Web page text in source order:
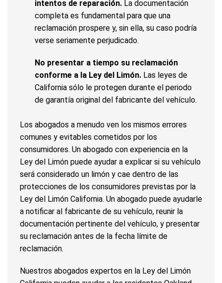
intentos de reparación. La documentación
completa es fundamental para que una
reclamación prospere y, sin ella, su caso podría
verse seriamente perjudicado.
No presentar a tiempo su reclamación
conforme a la Ley del Limón. Las leyes de
California sólo le protegen durante el periodo
de garantía original del fabricante del vehículo.
Los abogados a menudo ven los mismos errores
comunes y evitables cometidos por los
consumidores. Un abogado con experiencia en la
Ley del Limón puede ayudar a explicar si su vehículo
será considerado un limón y cae dentro de las
protecciones de los consumidores previstas por la
Ley del Limón California. Un abogado puede ayudarle
a notificar al fabricante de su vehículo, reunir la
documentación pertinente del vehículo, y presentar
su reclamación antes de la fecha límite de
reclamación.
Nuestros abogados expertos en la Ley del Limón